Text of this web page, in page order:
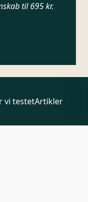
til 695 kr.
vi testetArtikler